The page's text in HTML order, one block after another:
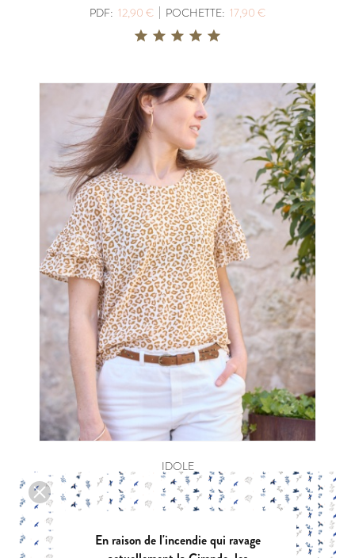
PDF: 12,90 € | POCHETTE: 17,90 €
IDOLE
PDF: 12,90 € |POCHETTE: 17,90 €
En raison de l'incendie qui ravage